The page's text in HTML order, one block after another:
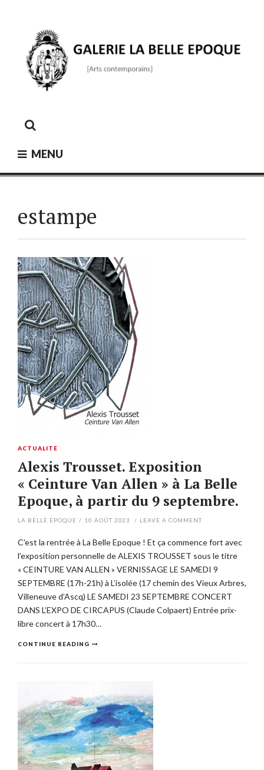
MENU
estampe
ACTUALITÉ
Alexis Trousset. Exposition
« Ceinture Van Allen » à La Belle
Epoque, à partir du 9 septembre.
LA BELLE EPOQUE / 10 AOÛT 2023 / LEAVE A COMMENT
C’est la rentrée à La Belle Epoque ! Et ça commence fort avec
l’exposition personnelle de ALEXIS TROUSSET sous le titre
« CEINTURE VAN ALLEN » VERNISSAGE LE SAMEDI 9
SEPTEMBRE (17h-21h) à L’isolée (17 chemin des Vieux Arbres,
Villeneuve d’Ascq) LE SAMEDI 23 SEPTEMBRE CONCERT
DANS L’EXPO DE CIRCAPUS (Claude Colpaert) Entrée prix-
libre concert à 17h30…
CONTINUE READING